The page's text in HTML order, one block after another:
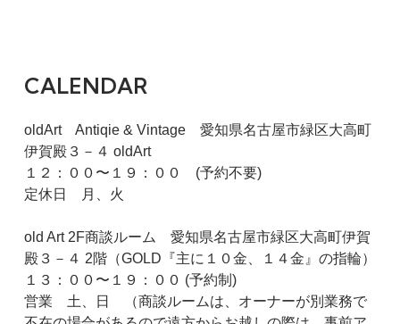
CALENDAR
oldArt Antiqie & Vintage 愛知県名古屋市緑区大高町
伊賀殿３－４ oldArt
１２：００〜１９：００ (予約不要)
定休日 月、火
old Art 2F商談ルーム 愛知県名古屋市緑区大高町伊賀
殿３－４ 2階（GOLD『主に１０金、１４金』の指輪）
１３：００〜１９：００ (予約制)
営業 土、日 （商談ルームは、オーナーが別業務で